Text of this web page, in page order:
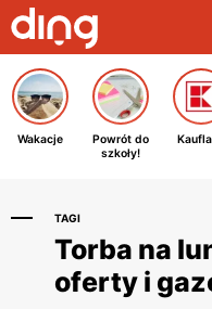
Wakacje
Powrót do
szkoły!
TAGI
Torba na
oferty i